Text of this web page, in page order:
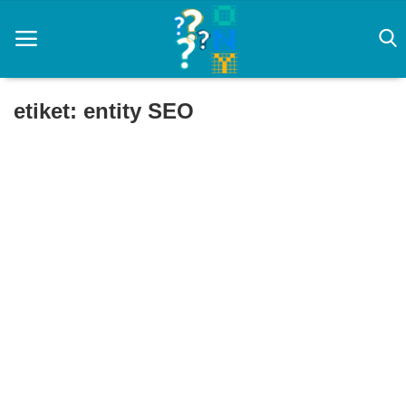
etiket: entity SEO